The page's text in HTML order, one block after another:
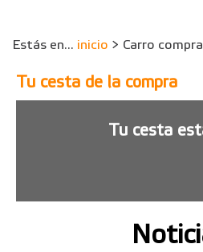
Estás en... inicio > Carro compra
Tu cesta de la compra
Tu cesta